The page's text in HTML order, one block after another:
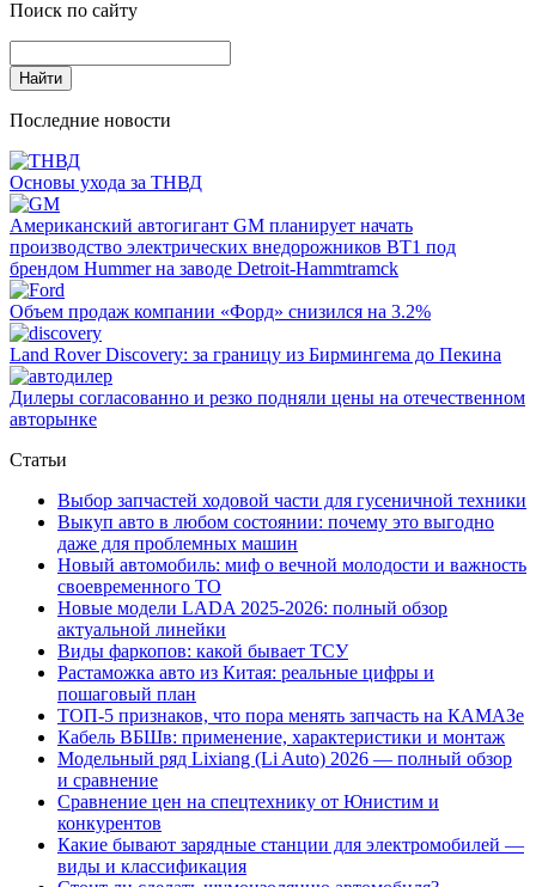
Поиск по сайту
Последние новости
Основы ухода за ТНВД
Американский автогигант GM планирует начать
производство электрических внедорожников BT1 под
брендом Hummer на заводе Detroit-Hammtramck
Объем продаж компании «Форд» снизился на 3.2%
Land Rover Dіscovery: за границу из Бирмингема до Пекина
Дилеры согласованно и резко подняли цены на отечественном
авторынке
Статьи
Выбор запчастей ходовой части для гусеничной техники
Выкуп авто в любом состоянии: почему это выгодно
даже для проблемных машин
Новый автомобиль: миф о вечной молодости и важность
своевременного ТО
Новые модели LADA 2025-2026: полный обзор
актуальной линейки
Виды фаркопов: какой бывает ТСУ
Растаможка авто из Китая: реальные цифры и
пошаговый план
ТОП-5 признаков, что пора менять запчасть на КАМАЗе
Кабель ВБШв: применение, характеристики и монтаж
Модельный ряд Lixiang (Li Auto) 2026 — полный обзор
и сравнение
Сравнение цен на спецтехнику от Юнистим и
конкурентов
Какие бывают зарядные станции для электромобилей —
виды и классификация